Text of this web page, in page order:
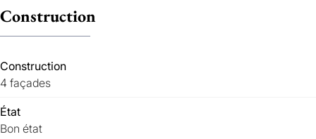
Construction
Construction
4 façades
État
Bon état